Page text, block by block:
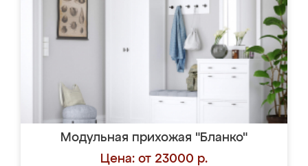
Модульная прихожая "Бланко"
Цена: от 23000 р.